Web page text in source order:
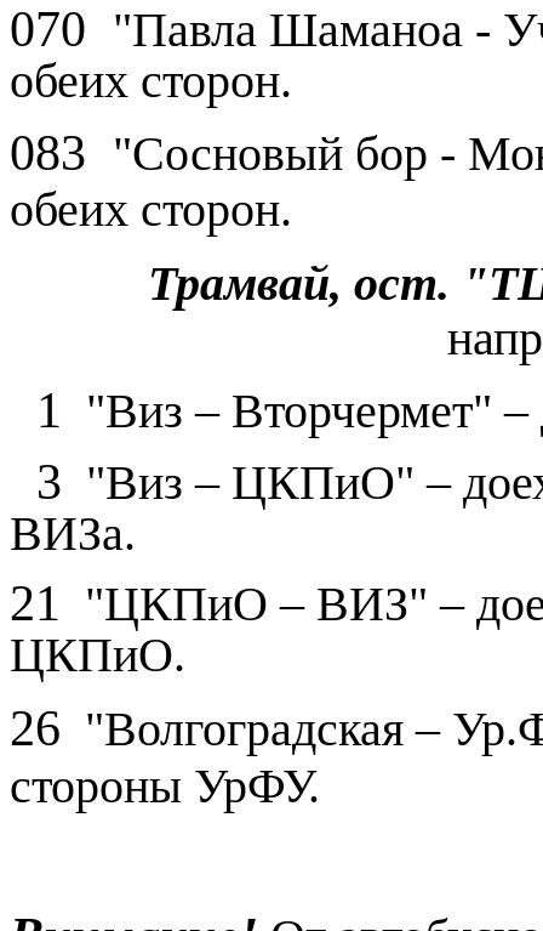
070 "Павла Шаманоа -
обеих сторон.
083 "Сосновый бор -
обеих сторон.
Трамвай, ост.
1 "Виз – Вторчермет" –
3 "Виз – ЦКПиО" –
ВИЗа.
21 "ЦКПиО – ВИЗ" –
ЦКПиО.
26 "Волгоградская –
стороны УрФУ.